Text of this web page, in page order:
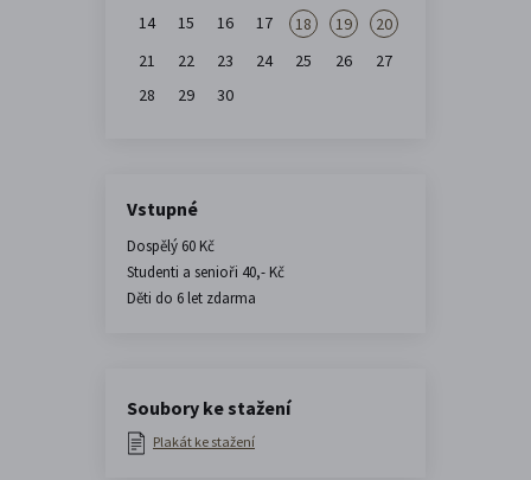
14 15 16 17 18 19
20
21
22 23 24 25 26
27
28
29 30
Vstupné
Dospělý 60 Kč
Studenti a senioři 40,- Kč
Děti do 6 let zdarma
Soubory ke stažení
Plakát ke stažení